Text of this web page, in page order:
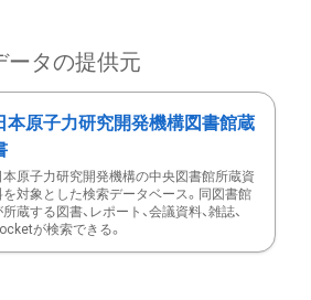
ータの提供元
本原子力研究開発機構図書館蔵
本原子力研究開発機構の中央図書館所蔵資
を対象とした検索データベース。同図書館
蔵する図書、レポート、会議資料、雑誌、
が検索できる。